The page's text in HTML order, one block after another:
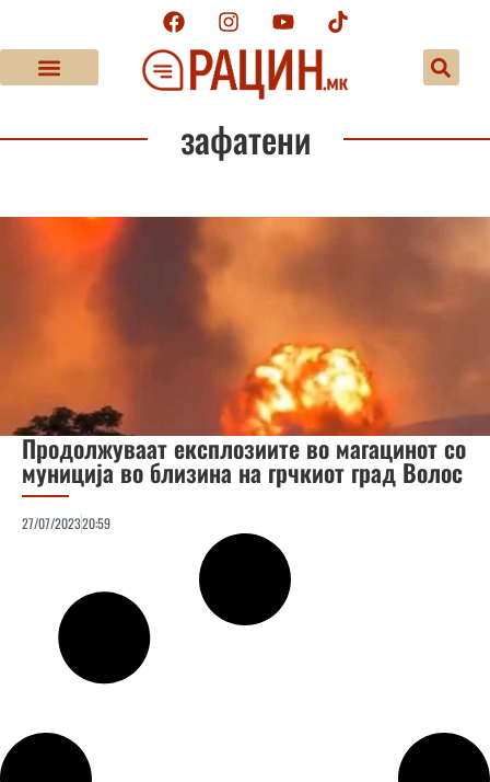
зафатени
Продолжуваат експлозиите во магацинот со
муниција во близина на грчкиот град Волос
27/07/202320:59